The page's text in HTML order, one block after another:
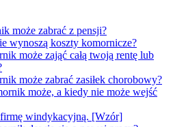
może zabrać z pensji?
wynoszą koszty komornicze?
może zająć całą twoją rentę lub
może zabrać zasiłek chorobowy?
może, a kiedy nie może wejść
firmę windykacyjną. [Wzór]